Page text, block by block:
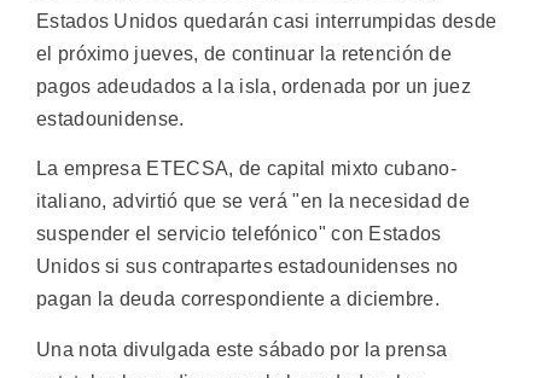
Estados Unidos quedarán casi interrumpidas desde
el próximo jueves, de continuar la retención de
pagos adeudados a la isla, ordenada por un juez
estadounidense.
La empresa ETECSA, de capital mixto cubano-
italiano, advirtió que se verá "en la necesidad de
suspender el servicio telefónico" con Estados
Unidos si sus contrapartes estadounidenses no
pagan la deuda correspondiente a diciembre.
Una nota divulgada este sábado por la prensa